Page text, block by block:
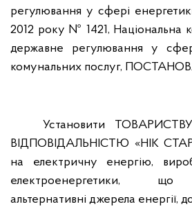
регулювання у сфері
2012 року № 1421, Національна
державне регулювання у
комунальних послуг,
Установити
ВІДПОВІДАЛЬНІСТЮ «НІК
на електричну енергію,
електроенергетики, що
альтернативні джерела енергії,